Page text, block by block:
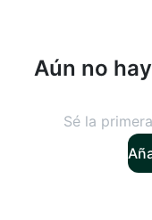
Aún no
Sé la